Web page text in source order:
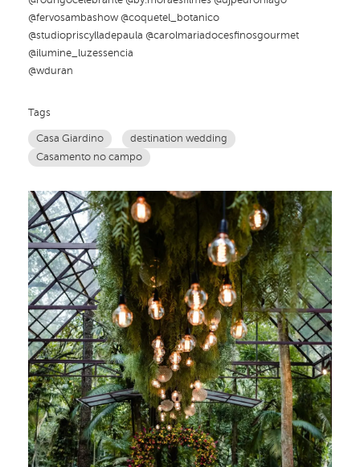
@fervosambashow @coquetel_botanico
@studiopriscylladepaula @carolmariadocesfinosgourmet
@ilumine_luzessencia
@wduran
Tags
Casa Giardino
destination wedding
Casamento no campo